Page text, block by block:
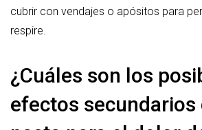
cubrir con vendajes o apósitos para
respire.
¿Cuáles son los
efectos secundarios